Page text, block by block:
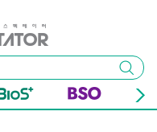
검색